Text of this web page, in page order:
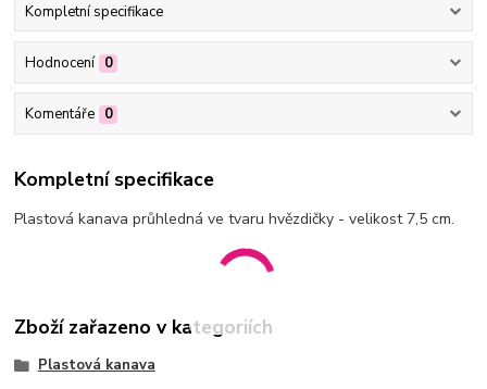
Kompletní specifikace
Hodnocení 0
Komentáře 0
Kompletní specifikace
Plastová kanava průhledná ve tvaru hvězdičky - velikost 7,5 cm.
Zboží zařazeno v kategoriích
Plastová kanava